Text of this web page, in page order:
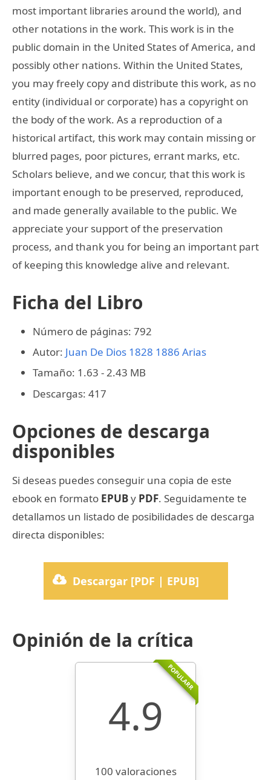
most important libraries around the world), and
other notations in the work. This work is in the
public domain in the United States of America, and
possibly other nations. Within the United States,
you may freely copy and distribute this work, as no
entity (individual or corporate) has a copyright on
the body of the work. As a reproduction of a
historical artifact, this work may contain missing or
blurred pages, poor pictures, errant marks, etc.
Scholars believe, and we concur, that this work is
important enough to be preserved, reproduced,
and made generally available to the public. We
appreciate your support of the preservation
process, and thank you for being an important part
of keeping this knowledge alive and relevant.
Ficha del Libro
Número de páginas: 792
Autor: Juan De Dios 1828 1886 Arias
Tamaño: 1.63 - 2.43 MB
Descargas: 417
Opciones de descarga
disponibles
Si deseas puedes conseguir una copia de este
ebook en formato EPUBy PDF. Seguidamente te
detallamos un listado de posibilidades de descarga
directa disponibles:
Descargar [PDF | EPUB]
Opinión de la crítica
POPULARR
4.9
100 valoraciones